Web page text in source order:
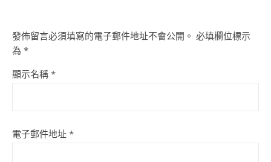
發佈留言必須填寫的電子郵件地址不會公開。 必填欄位標示
為 *
顯示名稱 *
電子郵件地址 *